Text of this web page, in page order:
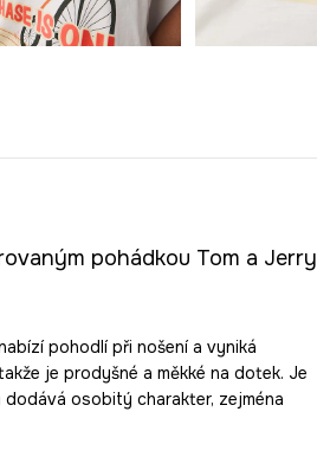
pohádkou Tom a Jerry
pohodlí při nošení a vyniká
je prodyšné a měkké na dotek. Je
osobitý charakter, zejména